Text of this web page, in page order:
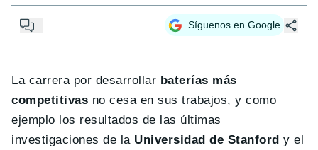
Síguenos en Google
La carrera por desarrollar baterías más
competitivas no cesa en sus trabajos, y como
ejemplo los resultados de las últimas
investigaciones de laUniversidad de Stanford y el